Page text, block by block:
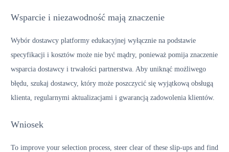
Wsparcie i niezawodność mają znaczenie
Wybór dostawcy platformy edukacyjnej wyłącznie na podstawie
specyfikacji i kosztów może nie być mądry, ponieważ pomija znaczenie
wsparcia dostawcy i trwałości partnerstwa. Aby uniknąć możliwego
błędu, szukaj dostawcy, który może poszczycić się wyjątkową obsługą
klienta, regularnymi aktualizacjami i gwarancją zadowolenia klientów.
Wniosek
To improve your selection process, steer clear of these slip-ups and find